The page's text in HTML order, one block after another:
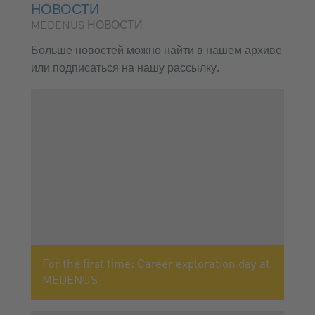
НОВОСТИ
MEDENUS НОВОСТИ
Больше новостей можно найти в нашем архиве
или подписаться на нашу рассылку.
For the first time: Career exploration day at
MEDENUS